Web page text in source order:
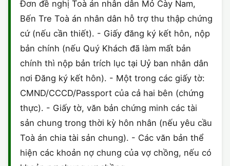
Đơn đề nghị Toà án nhân dân Mỏ Cày Nam,
Bến Tre Toà án nhân dân hỗ trợ thu thập chứng
cứ (nếu cần thiết). - Giấy đăng ký kết hôn, nộp
bản chính (nếu Quý Khách đã làm mất bản
chính thì nộp bản trích lục tại Uỷ ban nhân dân
nơi Đăng ký kết hôn). - Một trong các giấy tờ:
CMND/CCCD/Passport của cả hai bên (chứng
thực). - Giấy tờ, văn bản chứng minh các tài
sản chung trong thời kỳ hôn nhân (nếu yêu cầu
Toà án chia tài sản chung). - Các văn bản thể
hiện các khoản nợ chung của vợ chồng, nếu có